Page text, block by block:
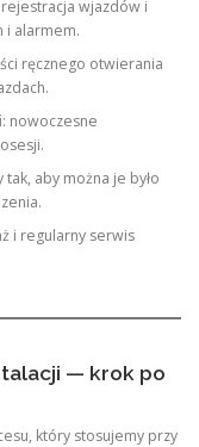
wjazdów i
i alarmem.
ręcznego otwierania
: nowoczesne
aby można je było
i regularny serwis
— krok po
który stosujemy przy